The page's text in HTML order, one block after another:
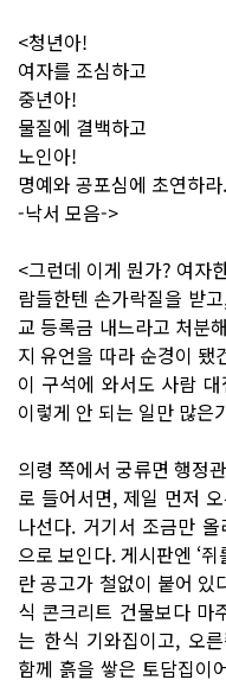
<청년아!
여자를 조심하고
중년아!
물질에 결백하고
노인아!
명예와 공포심에 초연하라.
-낙서 모음->
<그런데 이게 뭔가? 여자
람들한텐 손가락질을 받
교 등록금 내느라고 처분
지 유언을 따라 순경이 됐
이 구석에 와서도 사람
이렇게 안 되는 일만 많은
의령 쪽에서 궁류면 행정
로 들어서면, 제일 먼저
나선다. 거기서 조금만
으로 보인다. 게시판엔 ‘
란 공고가 철없이 붙어 있
식 콘크리트 건물보다 마
는 한식 기와집이고, 오
함께 흙을 쌓은 토담집이